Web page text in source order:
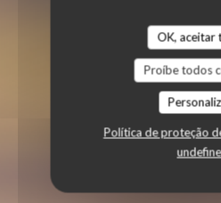
OK, aceitar
Proíbe todos
Política de proteção